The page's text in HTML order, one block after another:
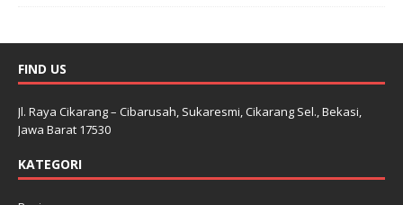
FIND US
Jl. Raya Cikarang – Cibarusah, Sukaresmi, Cikarang Sel., Bekasi,
Jawa Barat 17530
KATEGORI